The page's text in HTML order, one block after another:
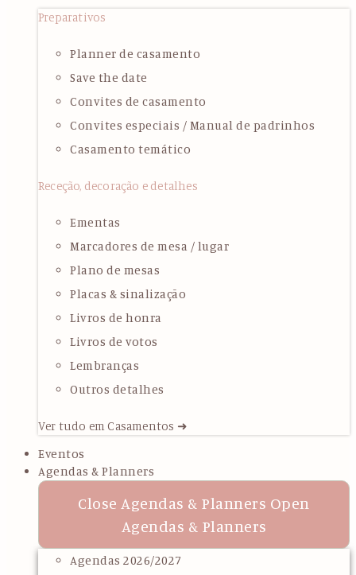
Preparativos
Planner de casamento
Save the date
Convites de casamento
Convites especiais / Manual de padrinhos
Casamento temático
Receção, decoração e detalhes
Ementas
Marcadores de mesa / lugar
Plano de mesas
Placas & sinalização
Livros de honra
Livros de votos
Lembranças
Outros detalhes
Ver tudo em Casamentos ➜
Eventos
Agendas & Planners
Close Agendas & Planners Open
Agendas & Planners
Agendas 2026/2027